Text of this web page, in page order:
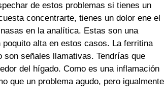
de estos problemas si tienes un
concentrarte, tienes un dolor ene el
en la analítica. Estas son una
alta en estos casos. La ferritina
son señales llamativas. Tendrías que
del hígado. Como es una inflamación
que un problema agudo, pero igualmente